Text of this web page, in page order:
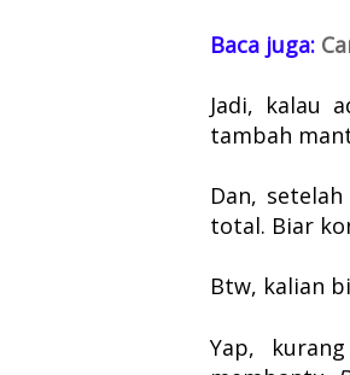
Baca juga:
Jadi, kalau
tambah
Dan,
total. Biar
Btw, kalian
Yap,